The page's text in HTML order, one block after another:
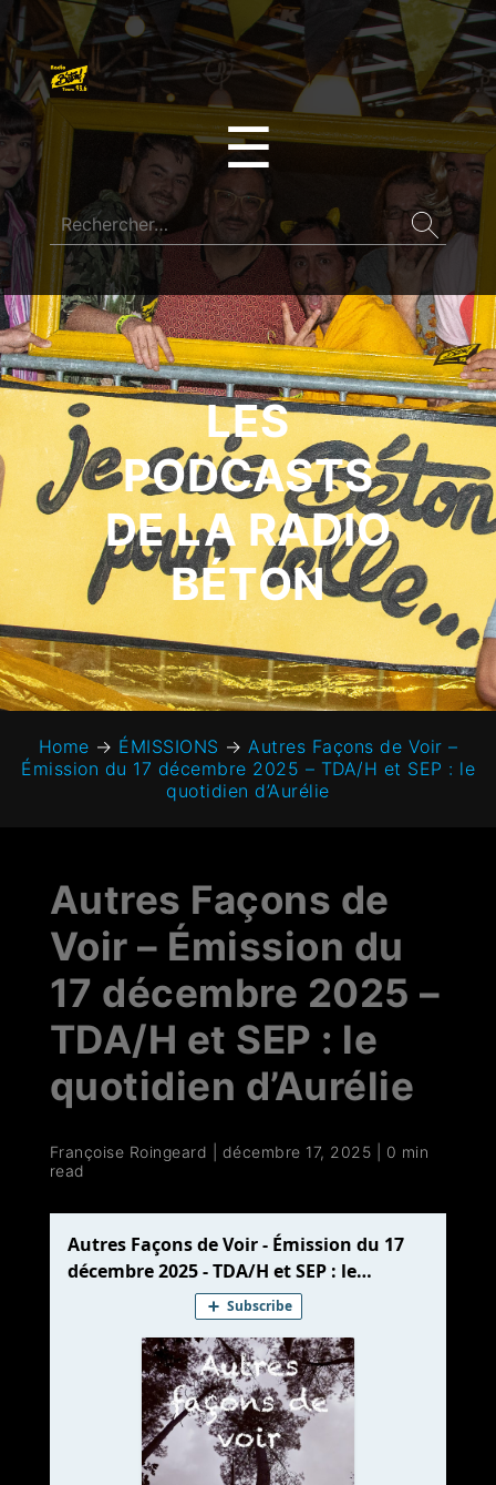
☰
LES
PODCASTS
DE LA RADIO
BÉTON
Home → ÉMISSIONS → Autres Façons de Voir –
Émission du 17 décembre 2025 – TDA/H et SEP : le
quotidien d’Aurélie
Autres Façons de
Voir – Émission du
17 décembre 2025 –
TDA/H et SEP : le
quotidien d’Aurélie
Françoise Roingeard décembre 17, 2025
0 min
read